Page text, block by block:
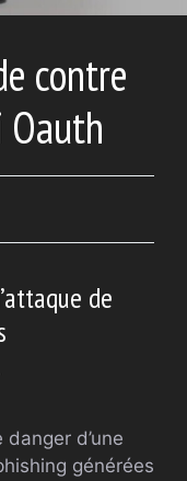
contre
de
d’une
générées